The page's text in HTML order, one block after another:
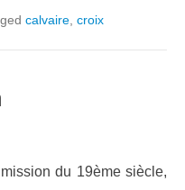
calvaire croix
du 19ème siècle,